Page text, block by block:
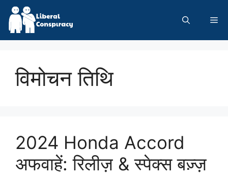
Skip
content
विमोचन तिथि
2024 Honda Accord
अफवाहें: रिलीज़ & स्पेक्स बज़्ज़